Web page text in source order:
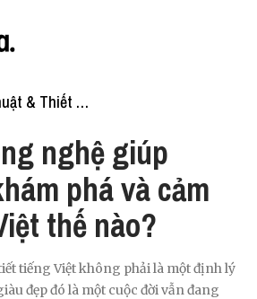
Nghệ Thuật & Thiết Kế
nghệ giúp
phá và cảm
thế nào?
tiếng Việt không phải là một định lý
đẹp đó là một cuộc đời vẫn đang